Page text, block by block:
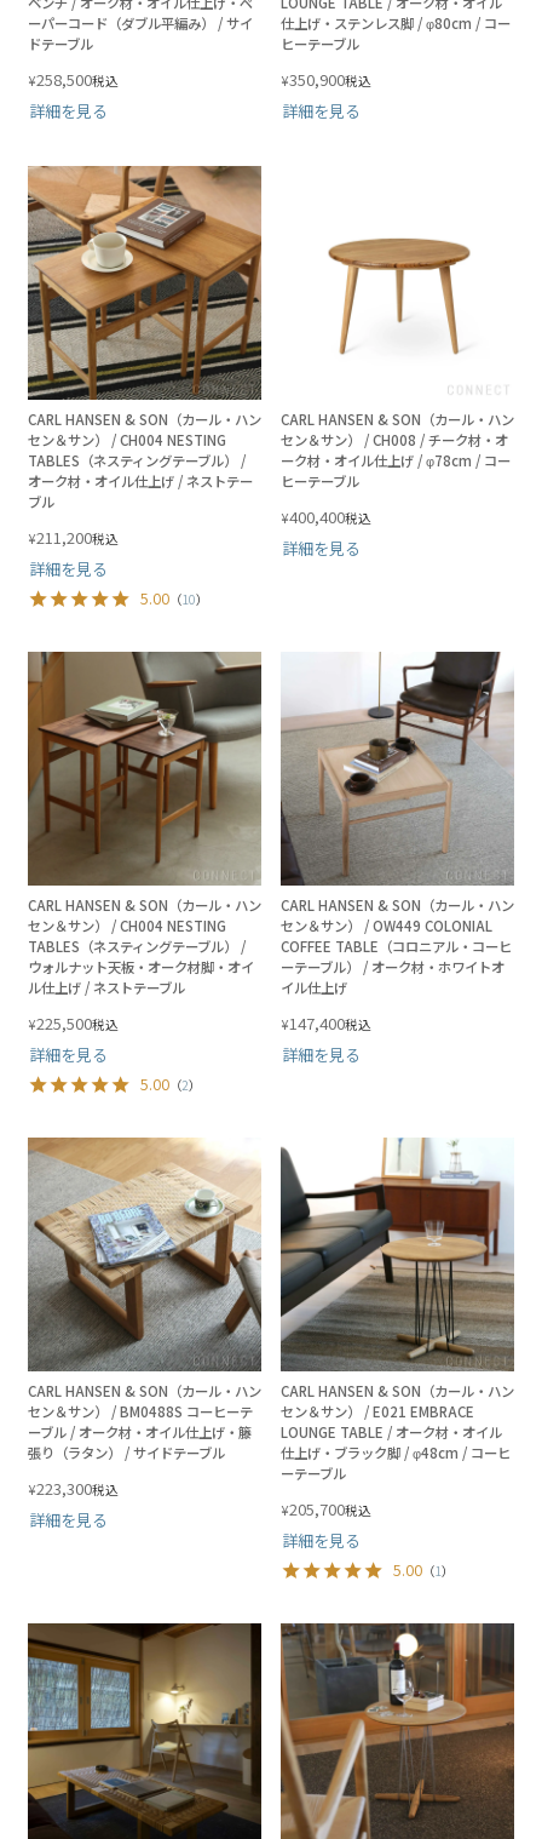
ーパーコード（ダブル平編み） / サイ
ドテーブル
¥258,500税込
詳細を見る
仕上げ・ステンレス脚 / φ80cm / コー
ヒーテーブル
¥350,900税込
詳細を見る
CARL HANSEN & SON（カール・ハン
セン＆サン） / CH004 NESTING
TABLES（ネスティングテーブル） /
オーク材・オイル仕上げ / ネストテー
ブル
¥211,200税込
詳細を見る
5.00 （10）
CARL HANSEN & SON（カール・ハン
セン＆サン） / CH008 / チーク材・オ
ーク材・オイル仕上げ / φ78cm / コー
ヒーテーブル
¥400,400税込
詳細を見る
CARL HANSEN & SON（カール・ハン
セン＆サン） / CH004 NESTING
TABLES（ネスティングテーブル） /
ウォルナット天板・オーク材脚・オイ
ル仕上げ / ネストテーブル
¥225,500税込
詳細を見る
5.00 （2）
CARL HANSEN & SON（カール・ハン
セン＆サン） / OW449 COLONIAL
COFFEE TABLE（コロニアル・コーヒ
ーテーブル） / オーク材・ホワイトオ
イル仕上げ
¥147,400税込
詳細を見る
CARL HANSEN & SON（カール・ハン
セン＆サン） / BM0488S コーヒーテ
ーブル / オーク材・オイル仕上げ・籐
張り（ラタン） / サイドテーブル
¥223,300税込
詳細を見る
CARL HANSEN & SON（カール・ハン
セン＆サン） / E021 EMBRACE
LOUNGE TABLE / オーク材・オイル
仕上げ・ブラック脚 / φ48cm / コーヒ
ーテーブル
¥205,700税込
詳細を見る
5.00 （1）